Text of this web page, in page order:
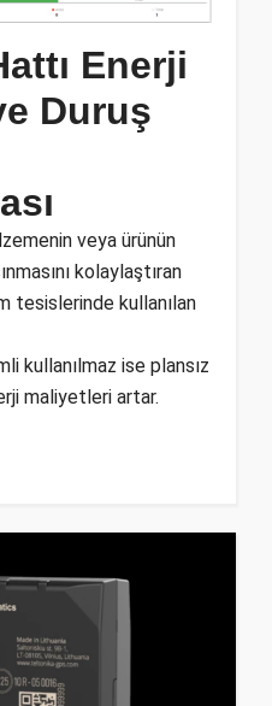
Enerji
Duruş
veya ürünün
kolaylaştıran
tesislerinde kullanılan
kullanılmaz ise plansız
maliyetleri artar.